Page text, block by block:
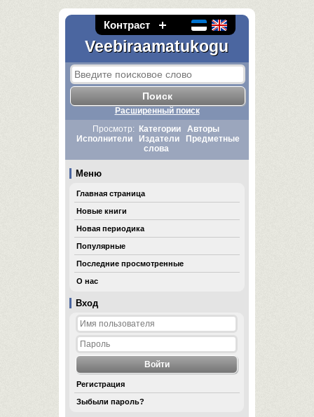
Контраст
Veebiraamatukogu
Вход
Регистрация
Зыбыли пароль?
Расширенный поиск
Просмотр:
Категории
Авторы
Исполнители
Издатели
Предметные
слова
Меню
Главная страница
Новые книги
Новая периодика
Популярные
Последние просмотренные
О нас